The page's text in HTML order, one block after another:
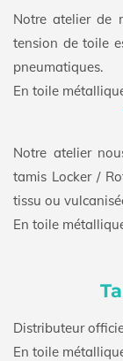
Notre atelier de
tension de toile
pneumatiques.
En toile
Notre atelier
tamis Locker /
tissu ou
En toile
Distributeur
En toile